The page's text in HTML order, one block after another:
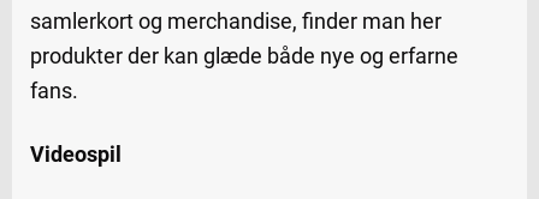
samlerkort og merchandise, finder man her
produkter der kan glæde både nye og erfarne
fans.
Videospil